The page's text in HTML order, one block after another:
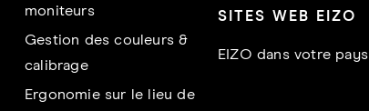
moniteurs
Gestion des couleurs &
calibrage
Ergonomie sur le lieu de
SITES WEB EIZO
EIZO dans votre pays